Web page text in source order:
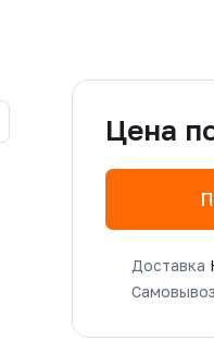
Цена
Доставка
Самовывоз